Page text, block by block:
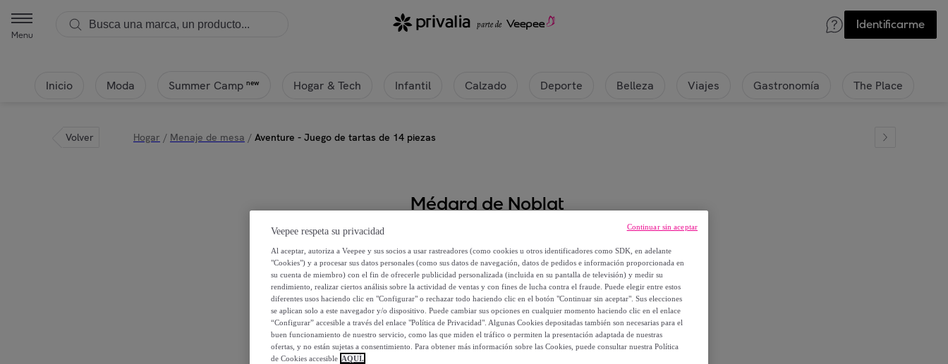
Menu
Identificarme
Inicio Moda Summer Camp new Hogar & Tech Infantil Calzado Deporte Belleza Viajes Gastronomía The Place
Volver Hogar / Menaje de mesa / Aventure - Juego de tartas de 14 piezas
Médard de Noblat
Aventure - Juego de tartas de 14 piezas
61,50 €
87, €
-29%
Veepee respeta su privacidad
Al aceptar, autoriza a Veepee y sus socios a usar rastreadores (como cookies u otros identificadores como SDK, en adelante
"Cookies") y a procesar sus datos personales (como sus datos de navegación, datos de pedidos e información proporcionada en
su cuenta de miembro) con el fin de ofrecerle publicidad personalizada (incluida en su pantalla de televisión) y medir su
rendimiento, realizar ciertos análisis sobre la actividad de ventas y con fines de lucha contra el fraude. Puede elegir entre estos
diferentes usos haciendo clic en "Configurar" o rechazar todo haciendo clic en el botón "Continuar sin aceptar". Sus elecciones
se aplican solo a este navegador y/o dispositivo. Puede cambiar sus opciones en cualquier momento haciendo clic en el enlace
“Configurar” accesible a través del enlace "Política de Privacidad". Algunas Cookies depositadas también son necesarias para el
buen funcionamiento de nuestro servicio, como las que miden el tráfico o permiten la presentación adaptada de nuestras
ofertas, y no están sujetas a consentimiento. Para obtener más información sobre las Cookies, puede consultar nuestra Política
de Cookies accesible AQUÍ.
Continuar sin aceptar